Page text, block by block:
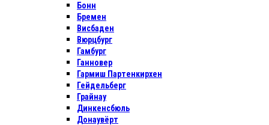
Бонн
Бремен
Висбаден
Вюрцбург
Гамбург
Ганновер
Гармиш Партенкирхен
Гейдельберг
Грайнау
Динкенсбюль
Донаувёрт